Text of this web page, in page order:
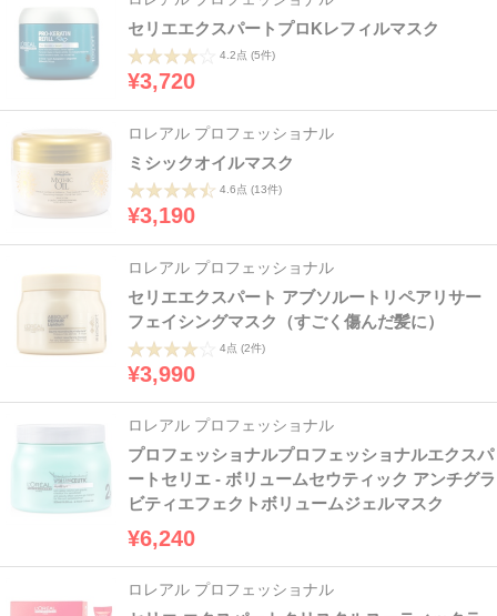
セリエエクスパートプロKレフィルマスク
4.2点 (5件)
¥3,720
ロレアル プロフェッショナル
ミシックオイルマスク
4.6点 (13件)
¥3,190
ロレアル プロフェッショナル
セリエエクスパート アブソルートリペアリサー
フェイシングマスク（すごく傷んだ髪に）
4点 (2件)
¥3,990
ロレアル プロフェッショナル
プロフェッショナルプロフェッショナルエクスパ
ートセリエ - ボリュームセウティック アンチグラ
ビティエフェクトボリュームジェルマスク
¥6,240
ロレアル プロフェッショナル